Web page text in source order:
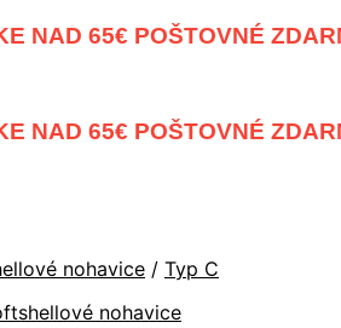
NAD 65€ POŠTOVNÉ
NAD 65€ POŠTOVNÉ
nohavice / Typ C